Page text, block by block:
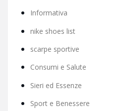
Informativa
nike shoes list
scarpe sportive
Consumi e Salute
Sieri ed Essenze
Sport e Benessere